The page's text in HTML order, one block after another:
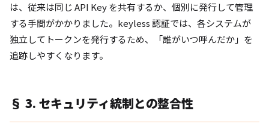
は、従来は同じ API Key を共有するか、個別に発行して管理
する手間がかかりました。keyless 認証では、各システムが
独立してトークンを発行するため、「誰がいつ呼んだか」を
追跡しやすくなります。
§ 3. セキュリティ統制との整合性